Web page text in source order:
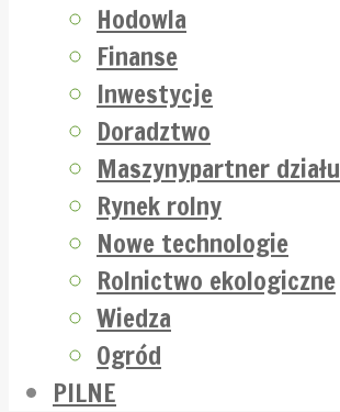
Hodowla
Finanse
Inwestycje
Doradztwo
Maszynypartner działu
Rynek rolny
Nowe technologie
Rolnictwo ekologiczne
Wiedza
Ogród
PILNE